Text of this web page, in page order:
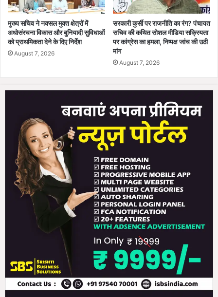
मुख्य सचिव ने नक्सल मुक्त क्षेत्रों में
अधोसंरचना विकास और बुनियादी सुविधाओं
को प्राथमिकता देने के दिए निर्देश
August 7, 2026
सरकारी कुर्सी पर राजनीति का रंग? पंचायत
सचिव की कथित सोशल मीडिया सक्रियता
पर कांग्रेस का हमला, निष्पक्ष जांच की उठी
मांग
August 7, 2026